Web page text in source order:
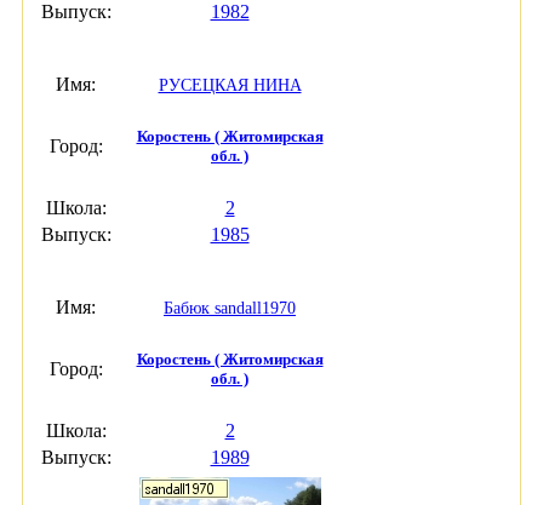
Выпуск:
1982
Имя: РУСЕЦКАЯ НИНА
Город:
Коростень ( Житомирская
обл. )
Школа:
2
Выпуск:
1985
Имя: Бабюк sandall1970
Город:
Коростень ( Житомирская
обл. )
Школа:
2
Выпуск:
1989